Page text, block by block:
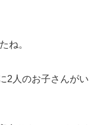
ね。
2人のお子さんがい